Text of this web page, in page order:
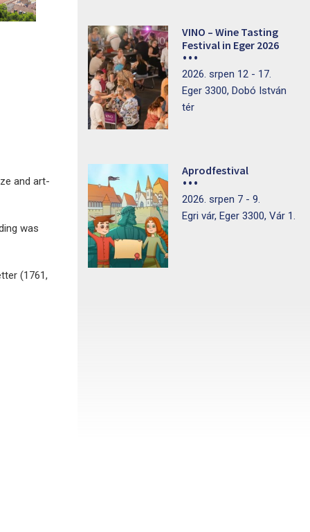
and art-
was
(1761,
VINO – Wine Tasting
Festival in Eger 2026
2026. srpen 12 - 17.
Eger 3300, Dobó István
tér
Aprodfestival
2026. srpen 7 - 9.
Egri vár, Eger 3300, Vár 1.